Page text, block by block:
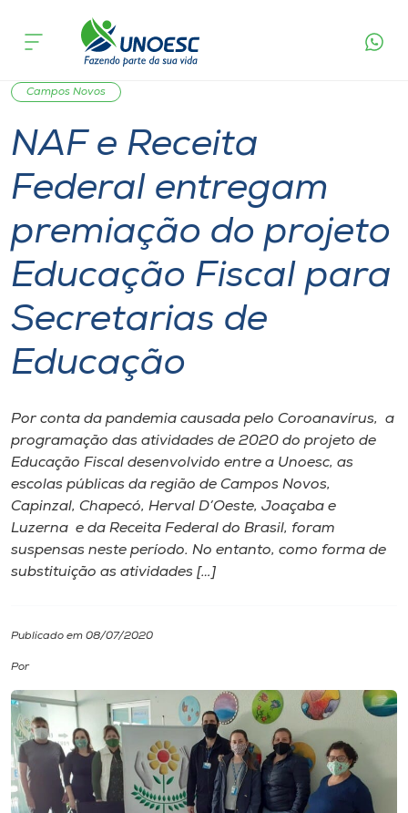
Cursos
Onde estamos
Pesquisa
Atendimento ao Estudante
Portal de Ensino
A
I.nova
Diplomados
Cultura
Biblioteca
Editora
Rádio
acontece
Educação
Campos Novos
NAF e Receita
Federal entregam
premiação do projeto
Educação Fiscal para
Secretarias de
Educação
Por conta da pandemia causada pelo Coroanavírus, a
programação das atividades de 2020 do projeto de
Educação Fiscal desenvolvido entre a Unoesc, as
escolas públicas da região de Campos Novos,
Capinzal, Chapecó, Herval D’Oeste, Joaçaba e
Luzerna e da Receita Federal do Brasil, foram
suspensas neste período. No entanto, como forma de
substituição as atividades […]
Publicado em 08/07/2020
Por